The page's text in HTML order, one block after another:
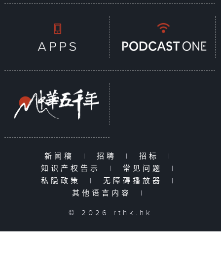
新闻稿 | 招聘 | 招标
|
知识产权告示
| 常见问题
|
私隐政策
| 无障碍播放器
|
其他语言内容
|
© 2026 rthk.hk